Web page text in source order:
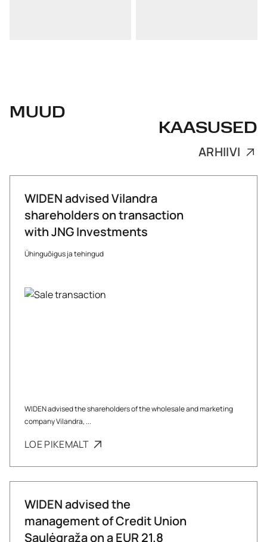
MUUD
KAASUSED
ARHIIVI
WIDEN advised Vilandra
shareholders on transaction
with JNG Investments
Ühinguõigus ja tehingud
WIDEN advised the shareholders of the wholesale and marketing
company Vilandra, ...
LOE PIKEMALT
WIDEN advised the
management of Credit Union
Saulėgrąža on a EUR 21.8